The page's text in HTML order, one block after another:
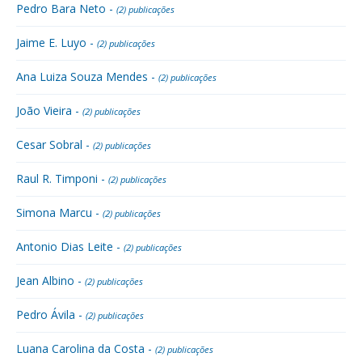
Pedro Bara Neto - (2) publicações
Jaime E. Luyo - (2) publicações
Ana Luiza Souza Mendes - (2) publicações
João Vieira - (2) publicações
Cesar Sobral - (2) publicações
Raul R. Timponi - (2) publicações
Simona Marcu - (2) publicações
Antonio Dias Leite - (2) publicações
Jean Albino - (2) publicações
Pedro Ávila - (2) publicações
Luana Carolina da Costa - (2) publicações